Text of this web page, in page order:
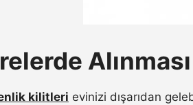
kilitleri evinizi dışarıdan